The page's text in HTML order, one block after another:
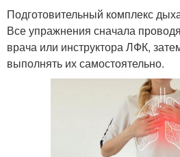
Подготовительный комплекс
Все упражнения сначала
врача или инструктора ЛФК,
выполнять их самостоятельно.